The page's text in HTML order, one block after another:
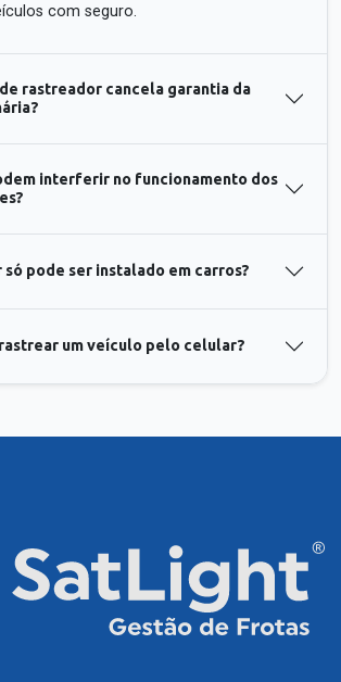
com seguro.
rastreador cancela garantia da
interferir no funcionamento dos
só pode ser instalado em carros?
um veículo pelo celular?